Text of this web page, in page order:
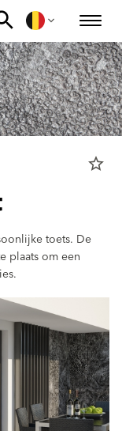
star_border
toets. De
plaats om een